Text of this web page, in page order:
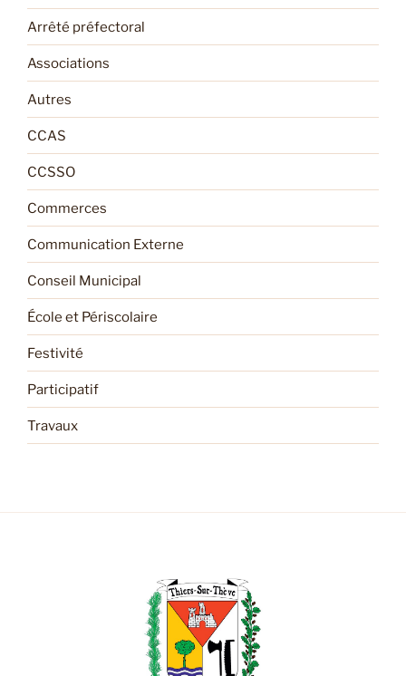
Arrêté préfectoral
Associations
Autres
CCAS
CCSSO
Commerces
Communication Externe
Conseil Municipal
École et Périscolaire
Festivité
Participatif
Travaux